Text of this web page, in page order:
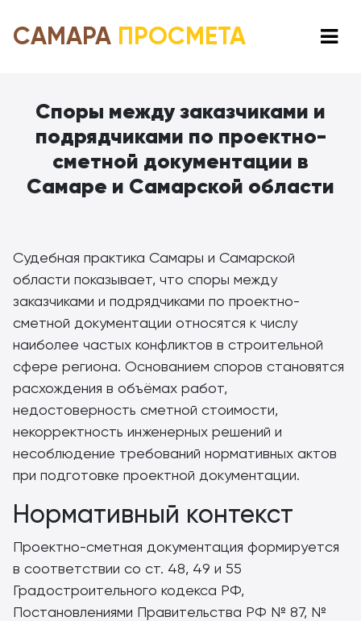
САМАРА ПРОСМЕТА
Споры между заказчиками и
подрядчиками по проектно-
сметной документации в
Самаре и Самарской области
Судебная практика Самары и Самарской
области показывает, что споры между
заказчиками и подрядчиками по проектно-
сметной документации относятся к числу
наиболее частых конфликтов в строительной
сфере региона. Основанием споров становятся
расхождения в объёмах работ,
недостоверность сметной стоимости,
некорректность инженерных решений и
несоблюдение требований нормативных актов
при подготовке проектной документации.
Нормативный контекст
Проектно-сметная документация формируется
в соответствии со ст. 48, 49 и 55
Градостроительного кодекса РФ,
Постановлениями Правительства РФ № 87, №